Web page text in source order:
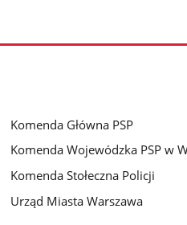
Komenda Główna PSP
Komenda Wojewódzka PSP w
Komenda Stołeczna Policji
Urząd Miasta Warszawa